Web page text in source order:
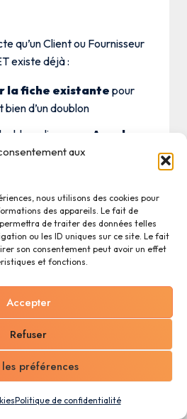
aux
nous utilisons des cookies pour
des appareils. Le fait de
de traiter des données telles
ou les ID uniques sur ce site. Le fait
son consentement peut avoir un effet
et fonctions.
Accepter
Refuser
préférences
Politique de confidentialité
qu’un Client ou Fournisseur
existe déjà :
la fiche existante pour
bien d’un doublon
cliquez sur
Annuler
existante
de la même
surContinuer quand
entreprise ?
à Kafinea dispose d’un
qui lui permet
par nom, SIREN ou
les informations officielles.
par exemple :